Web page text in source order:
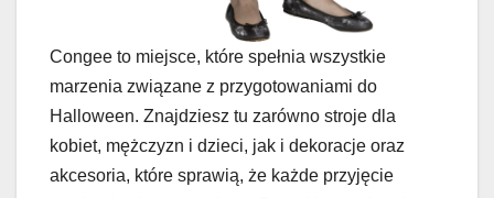
Congee to miejsce, które spełnia wszystkie
marzenia związane z przygotowaniami do
Halloween. Znajdziesz tu zarówno stroje dla
kobiet, mężczyzn i dzieci, jak i dekoracje oraz
akcesoria, które sprawią, że każde przyjęcie